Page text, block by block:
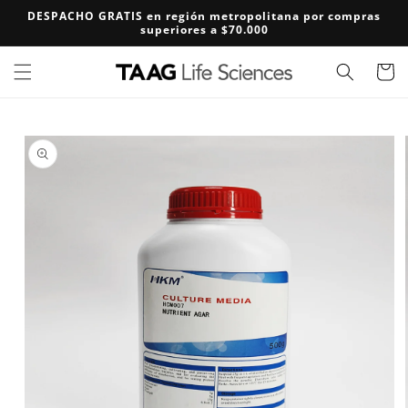
directamente
DESPACHO GRATIS en región metropolitana por compras
superiores a $70.000
Carrito
directamente
a la
información